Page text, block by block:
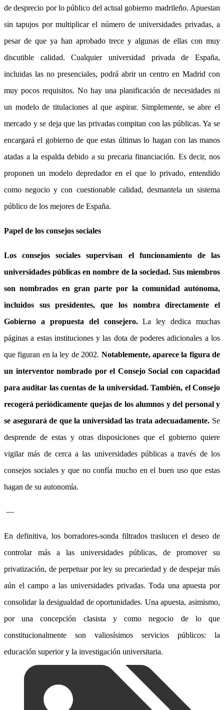
de desprecio por lo público del actual gobierno madrileño. Apuestan
sin tapujos por multiplicar el número de universidades privadas, a
pesar de que ya han aprobado trece y algunas de ellas con muy
discutible calidad. Cualquier universidad privada de España,
incluidas las no presenciales, podrá abrir un centro en Madrid con
muy pocos requisitos. No hay una planificación de necesidades ni
un modelo de titulaciones al que aspirar. Simplemente, se abre el
mercado y se deja que las privadas compitan con las públicas. Ya se
encargará el gobierno de que estas últimas lo hagan con las manos
atadas a la espalda debido a su precaria financiación. Es decir, nos
proponen un modelo depredador en el que lo privado, entendido
como negocio y con cuestionable calidad, desmantela un sistema
público de los mejores de España.
Papel de los consejos sociales
Los consejos sociales supervisan el funcionamiento de las
universidades públicas en nombre de la sociedad. Sus miembros
son nombrados en gran parte por la comunidad autónoma,
incluidos sus presidentes, que los nombra directamente el
Gobierno a propuesta del consejero.La ley dedica muchas
páginas a estas instituciones y las dota de poderes adicionales a los
que figuran en la ley de 2002. Notablemente, aparece la figura de
un interventor nombrado por el Consejo Social con capacidad
para auditar las cuentas de la universidad. También, el Consejo
recogerá periódicamente quejas de los alumnos y del personal y
se asegurará de que la universidad las trata adecuadamente. Se
desprende de estas y otras disposiciones que el gobierno quiere
vigilar más de cerca a las universidades públicas a través de los
consejos sociales y que no confía mucho en el buen uso que estas
hagan de su autonomía.
—
En definitiva, los borradores-sonda filtrados traslucen el deseo de
controlar más a las universidades públicas, de promover su
privatización, de perpetuar por ley su precariedad y de despejar más
aún el campo a las universidades privadas. Toda una apuesta por
consolidar la desigualdad de oportunidades. Una apuesta, asimismo,
por una concepción clasista y como negocio de lo que
constitucionalmente son valiosísimos servicios públicos: la
educación superior y la investigación universitaria.